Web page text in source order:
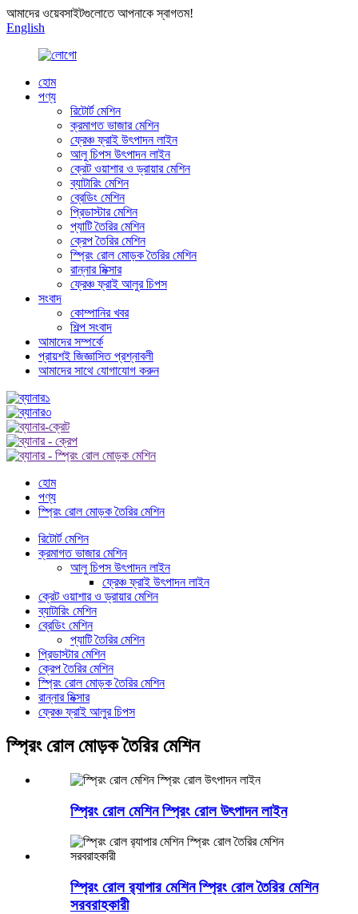
আমাদের ওয়েবসাইটগুলোতে আপনাকে স্বাগতম!
English
হোম
পণ্য
রিটোর্ট মেশিন
ক্রমাগত ভাজার মেশিন
ফ্রেঞ্চ ফ্রাই উৎপাদন লাইন
আলু চিপস উৎপাদন লাইন
ক্রেট ওয়াশার ও ড্রায়ার মেশিন
ব্যাটারিং মেশিন
ব্রেডিং মেশিন
প্রিডাস্টার মেশিন
প্যাটি তৈরির মেশিন
ক্রেপ তৈরির মেশিন
স্প্রিং রোল মোড়ক তৈরির মেশিন
রান্নার মিক্সার
ফ্রেঞ্চ ফ্রাই আলুর চিপস
সংবাদ
কোম্পানির খবর
শিল্প সংবাদ
আমাদের সম্পর্কে
প্রায়শই জিজ্ঞাসিত প্রশ্নাবলী
আমাদের সাথে যোগাযোগ করুন
হোম
পণ্য
স্প্রিং রোল মোড়ক তৈরির মেশিন
রিটোর্ট মেশিন
ক্রমাগত ভাজার মেশিন
আলু চিপস উৎপাদন লাইন
ফ্রেঞ্চ ফ্রাই উৎপাদন লাইন
ক্রেট ওয়াশার ও ড্রায়ার মেশিন
ব্যাটারিং মেশিন
ব্রেডিং মেশিন
প্যাটি তৈরির মেশিন
প্রিডাস্টার মেশিন
ক্রেপ তৈরির মেশিন
স্প্রিং রোল মোড়ক তৈরির মেশিন
রান্নার মিক্সার
ফ্রেঞ্চ ফ্রাই আলুর চিপস
স্প্রিং রোল মোড়ক তৈরির মেশিন
স্প্রিং রোল মেশিন স্প্রিং রোল উৎপাদন লাইন
স্প্রিং রোল র‍্যাপার মেশিন স্প্রিং রোল তৈরির মেশিন
সরবরাহকারী